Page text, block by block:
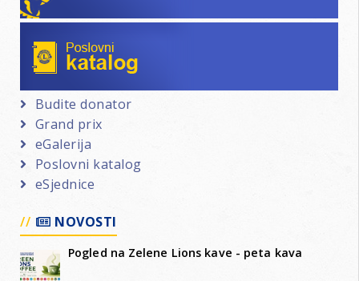
Budite donator
Grand prix
eGalerija
Poslovni katalog
eSjednice
NOVOSTI
Pogled na Zelene Lions kave - peta kava